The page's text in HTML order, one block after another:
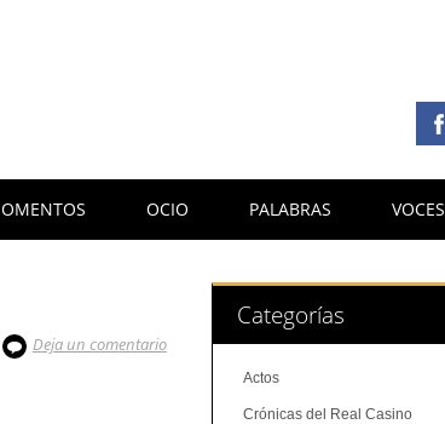
OCIO PALABRAS VOCES
Deja un comentario
Categorías
Actos
Crónicas del Real Casino